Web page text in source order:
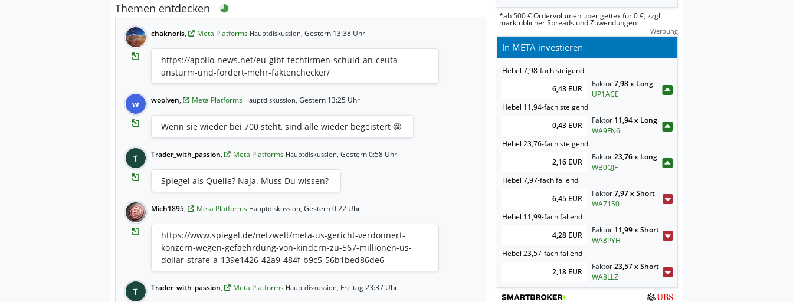
Themen entdecken
chaknoris, Meta Platforms Hauptdiskussion, Gestern 13:38 Uhr
https://apollo-news.net/eu-gibt-techfirmen-schuld-an-ceuta-
ansturm-und-fordert-mehr-faktenchecker/
w woolven, Meta Platforms Hauptdiskussion, Gestern 13:25 Uhr
Wenn sie wieder bei 700 steht, sind alle wieder begeistert 🤩
T Trader_with_passion, Meta Platforms Hauptdiskussion, Gestern 0:58 Uhr
Spiegel als Quelle? Naja. Muss Du wissen?
Mich1895, Meta Platforms Hauptdiskussion, Gestern 0:22 Uhr
https://www.spiegel.de/netzwelt/meta-us-gericht-verdonnert-
konzern-wegen-gefaehrdung-von-kindern-zu-567-millionen-us-
dollar-strafe-a-139e1426-42a9-484f-b9c5-56b1bed86de6
T Trader_with_passion, Meta Platforms Hauptdiskussion, Freitag 23:37 Uhr
*ab 500 € Ordervolumen über gettex für 0 €, zzgl.
marktüblicher Spreads und Zuwendungen
Werbung
In META investieren
Hebel 7,98-fach steigend
6,43 EUR
Faktor7,98 x Long
UP1ACE
Hebel 11,94-fach steigend
0,43 EUR
Faktor 11,94 x Long
WA9FN6
Hebel 23,76-fach steigend
2,16 EUR
Faktor23,76 x Long
WB0QJF
Hebel 7,97-fach fallend
6,45 EUR
Faktor7,97 x Short
WA71S0
Hebel 11,99-fach fallend
4,28 EUR
Faktor 11,99 x Short
WA8PYH
Hebel 23,57-fach fallend
2,18 EUR
Faktor23,57 x Short
WA8LLZ